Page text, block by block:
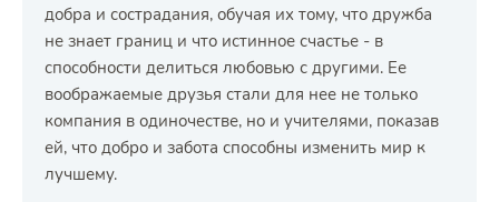
добра и сострадания, обучая их тому, что дружба
не знает границ и что истинное счастье - в
способности делиться любовью с другими. Ее
воображаемые друзья стали для нее не только
компания в одиночестве, но и учителями, показав
ей, что добро и забота способны изменить мир к
лучшему.